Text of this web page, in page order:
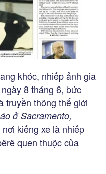
khóc, nhiếp ảnh gia
8 tháng 6, bức
truyền thông thế giới
ở Sacramento,
kiếng xe là nhiếp
quen thuộc của